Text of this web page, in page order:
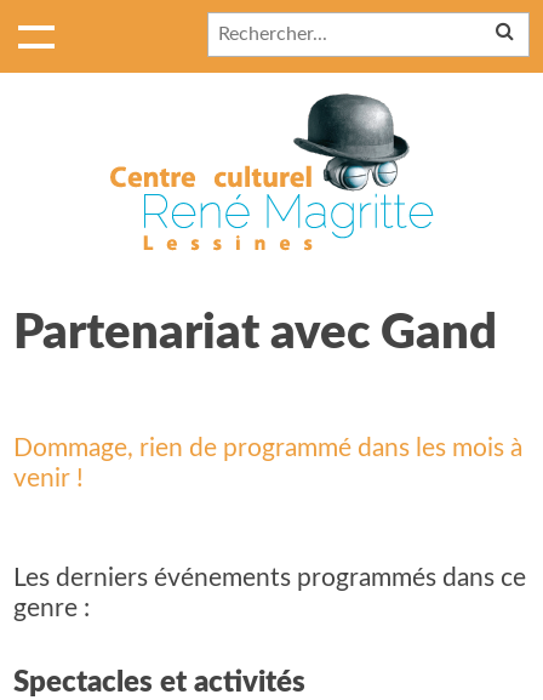
Partenariat avec Gand
Dommage, rien de programmé dans les mois à
venir !
Les derniers événements programmés dans ce
genre :
Spectacles et activités